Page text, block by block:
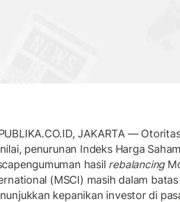
JAKARTA —
penurunan Indeks Harga
hasil rebalancing
(MSCI) masih dalam
kepanikan investor di